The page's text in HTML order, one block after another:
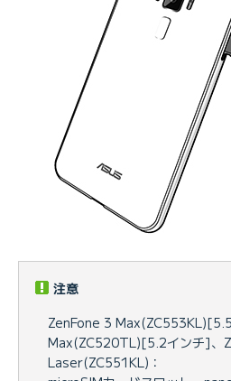
注意
ZenFone 3
Max(ZC520TL)[5.2インチ]、
Laser(ZC551KL)：